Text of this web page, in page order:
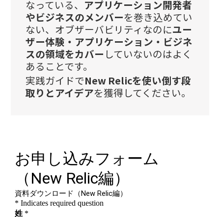
なっている、 アプリケーション開発者
やビジネスのメンバーを巻き込めてい
ない、オブザーバビリティなのにユー
ザー体験・アプリケーション・ビジネ
スの領域をカバー していないのはよく
あることです。
実践ガイドでNew Relicを使い倒す段
取りとアイデアを獲得してください。